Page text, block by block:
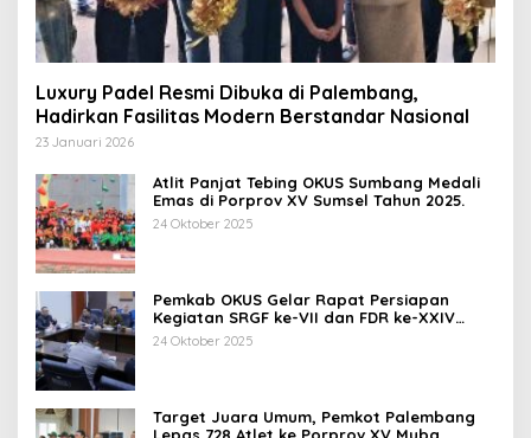
Luxury Padel Resmi Dibuka di Palembang,
Hadirkan Fasilitas Modern Berstandar Nasional
23 Januari 2026
Atlit Panjat Tebing OKUS Sumbang Medali
Emas di Porprov XV Sumsel Tahun 2025.
24 Oktober 2025
Pemkab OKUS Gelar Rapat Persiapan
Kegiatan SRGF ke-VII dan FDR ke-XXIV
Tahun 2025
24 Oktober 2025
Target Juara Umum, Pemkot Palembang